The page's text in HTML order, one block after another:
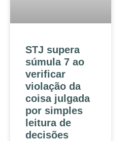
STJ supera
súmula 7 ao
verificar
violação da
coisa julgada
por simples
leitura de
decisões